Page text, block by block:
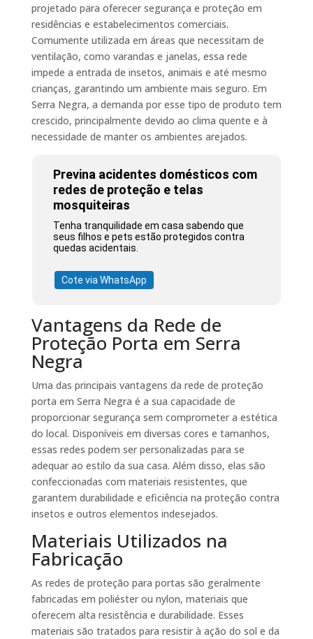
projetado para oferecer segurança e proteção em
residências e estabelecimentos comerciais.
Comumente utilizada em áreas que necessitam de
ventilação, como varandas e janelas, essa rede
impede a entrada de insetos, animais e até mesmo
crianças, garantindo um ambiente mais seguro. Em
Serra Negra, a demanda por esse tipo de produto tem
crescido, principalmente devido ao clima quente e à
necessidade de manter os ambientes arejados.
Previna acidentes domésticos com
redes de proteção e telas
mosquiteiras
Tenha tranquilidade em casa sabendo que
seus filhos e pets estão protegidos contra
quedas acidentais.
Cote via WhatsApp
Vantagens da Rede de
Proteção Porta em Serra
Negra
Uma das principais vantagens da rede de proteção
porta em Serra Negra é a sua capacidade de
proporcionar segurança sem comprometer a estética
do local. Disponíveis em diversas cores e tamanhos,
essas redes podem ser personalizadas para se
adequar ao estilo da sua casa. Além disso, elas são
confeccionadas com materiais resistentes, que
garantem durabilidade e eficiência na proteção contra
insetos e outros elementos indesejados.
Materiais Utilizados na
Fabricação
As redes de proteção para portas são geralmente
fabricadas em poliéster ou nylon, materiais que
oferecem alta resistência e durabilidade. Esses
materiais são tratados para resistir à ação do sol e da